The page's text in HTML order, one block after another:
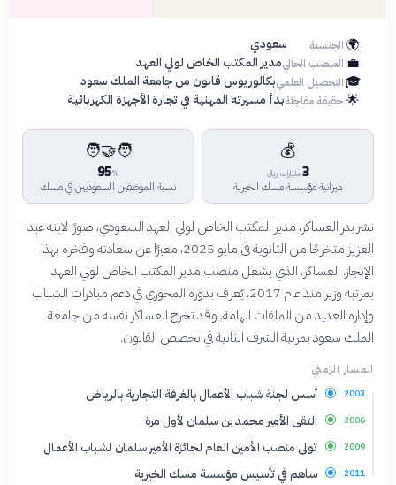
🌍 الجنسية سعودي
💼 المنصب الحاليمدير المكتب الخاص لولي العهد
🎓التحصيل العلميبكالوريوس قانون من جامعة الملك سعود
🌟 حقيقة مفاجئةبدأ مسيرته المهنية في تجارة الأجهزة الكهربائية
💰
3مليارات ريال
ميزانية مؤسسة مسك الخيرية
🧑‍🤝‍🧑
95%
نسبة الموظفين السعوديين في مسك
نشر بدر العساكر، مدير المكتب الخاص لولي العهد السعودي، صورًا لابنه عبد
العزيز متخرجًا من الثانوية في مايو 2025، معبرًا عن سعادته وفخره بهذا
الإنجاز. العساكر، الذي يشغل منصب مدير المكتب الخاص لولي العهد
بمرتبة وزير منذ عام 2017، يُعرف بدوره المحوري في دعم مبادرات الشباب
وإدارة العديد من الملفات الهامة. وقد تخرج العساكر نفسه من جامعة
الملك سعود بمرتبة الشرف الثانية في تخصص القانون.
المسار الزمني
2003 أسس لجنة شباب الأعمال بالغرفة التجارية بالرياض
2006 التقى الأمير محمد بن سلمان لأول مرة
2009 تولى منصب الأمين العام لجائزة الأمير سلمان لشباب الأعمال
2011 ساهم في تأسيس مؤسسة مسك الخيرية